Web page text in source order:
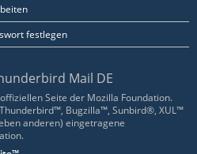
festlegen
Mail DE
Seite der Mozilla Foundation.
Bugzilla™, Sunbird®, XUL™
anderen) eingetragene